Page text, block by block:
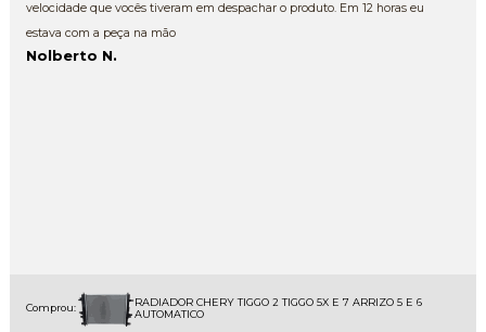
velocidade que vocês tiveram em despachar o produto. Em 12 horas eu
estava com a peça na mão
Nolberto N.
Comprou:
RADIADOR CHERY TIGGO 2 TIGGO 5X E 7 ARRIZO 5 E 6
AUTOMATICO